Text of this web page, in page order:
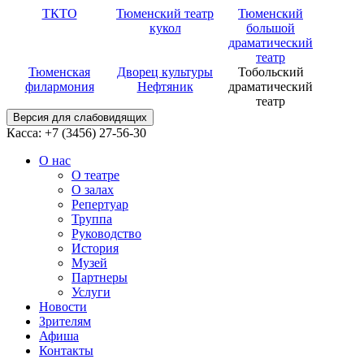
ТКТО
Тюменский театр
кукол
Тюменский
большой
драматический
театр
Тюменская
филармония
Дворец культуры
Нефтяник
Тобольский
драматический
театр
Версия для слабовидящих
Касса: +7 (3456) 27-56-30
О нас
О театре
О залах
Репертуар
Труппа
Руководство
История
Музей
Партнеры
Услуги
Новости
Зрителям
Афиша
Контакты